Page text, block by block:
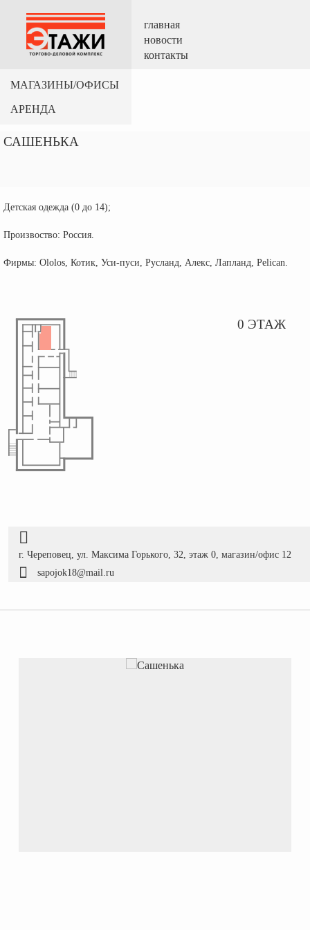
главная
новости
контакты
МАГАЗИНЫ/ОФИСЫ
АРЕНДА
САШЕНЬКА
Детская одежда (0 до 14);
Произвоство: Россия.
Фирмы: Ololos, Котик, Уси-пуси, Русланд, Алекс, Лапланд, Pelican.
0 ЭТАЖ
г. Череповец, ул. Максима Горького, 32, этаж 0, магазин/офис 12
sapojok18@mail.ru